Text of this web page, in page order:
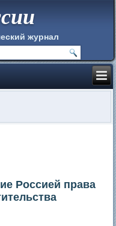
журнал
Россией права